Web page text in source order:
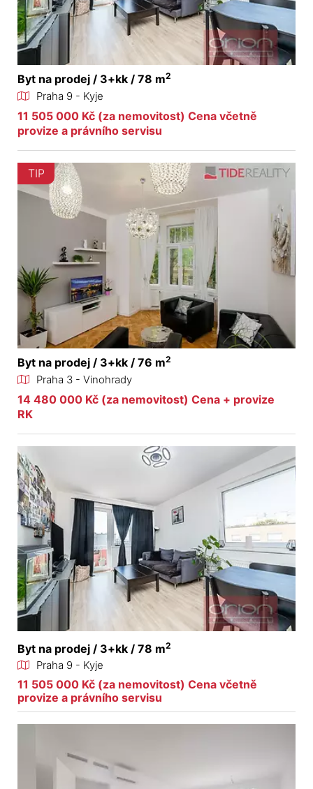
Byt na prodej / 3+kk / 78 m2
Praha 9 - Kyje
11 505 000 Kč (za nemovitost) Cena včetně
provize a právního servisu
TIP
Byt na prodej / 3+kk / 76 m2
Praha 3 - Vinohrady
14 480 000 Kč (za nemovitost) Cena + provize
RK
Byt na prodej / 3+kk / 78 m2
Praha 9 - Kyje
11 505 000 Kč (za nemovitost) Cena včetně
provize a právního servisu